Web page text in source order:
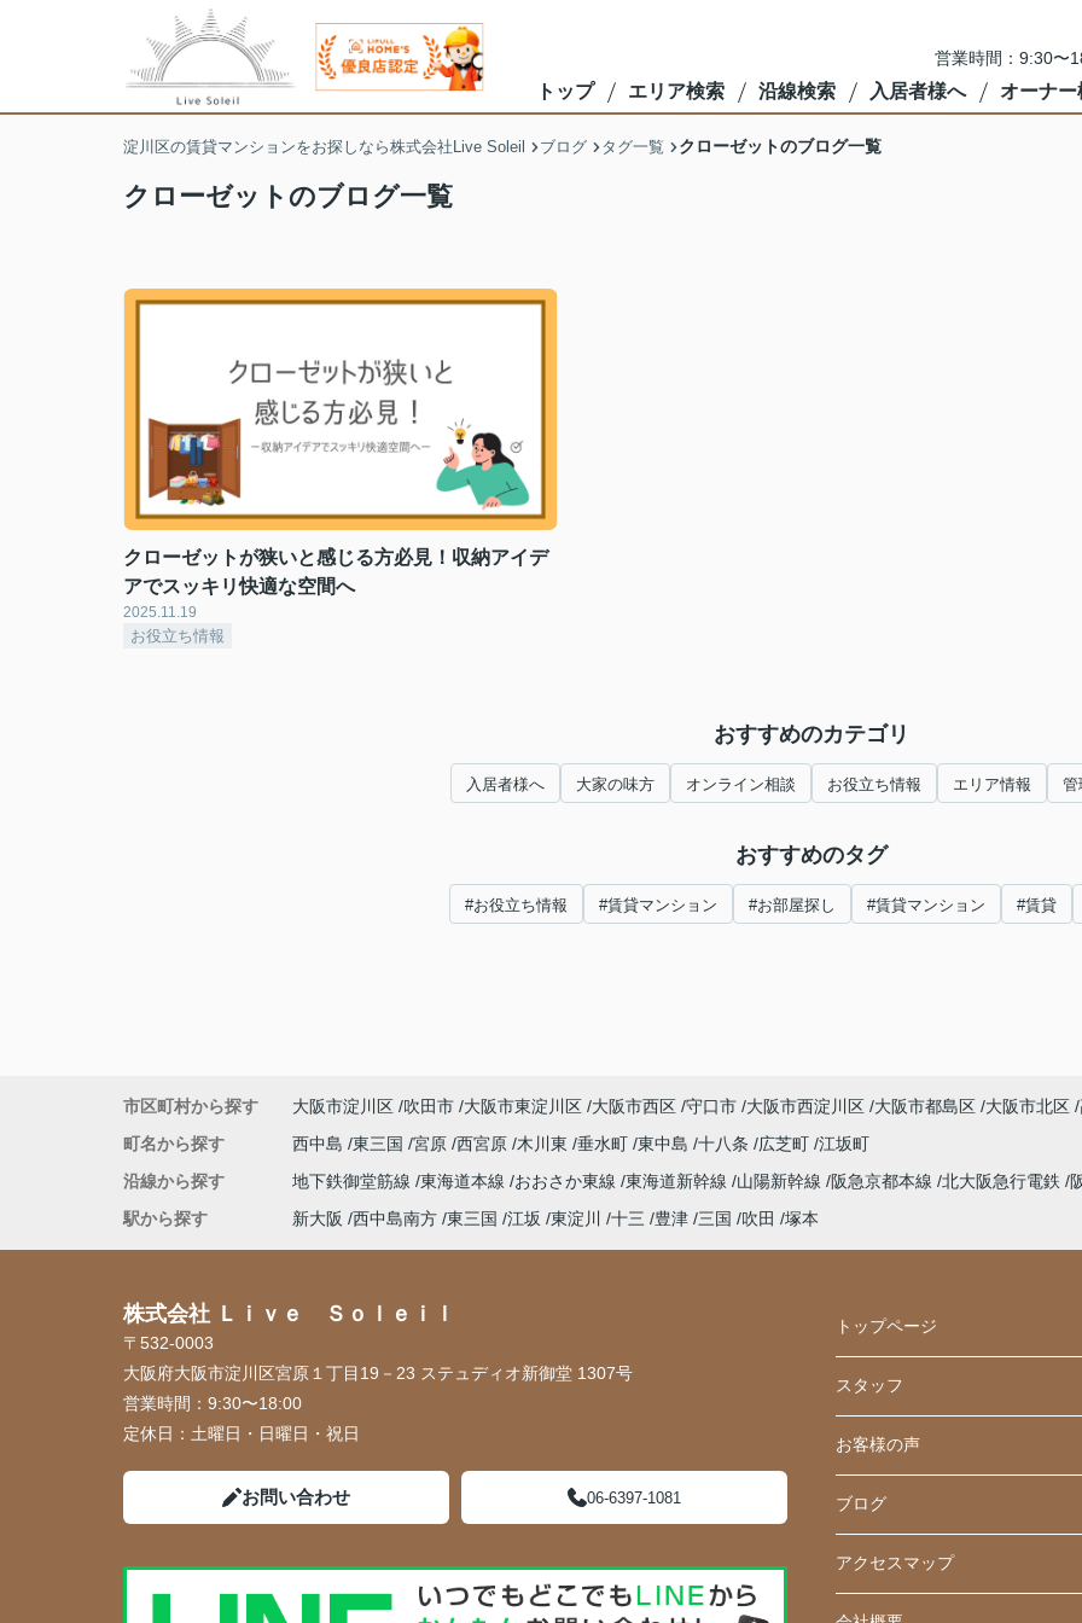
営業時間：9:30〜
トップ エリア検索 沿線検索 入居者様へ オーナー
淀川区の賃貸マンションをお探しなら株式会社Live Soleil ブログ タグ一覧 クローゼットのブログ一覧
クローゼットのブログ一覧
クローゼットが狭いと感じる方必見！収納アイデ
アでスッキリ快適な空間へ
2025.11.19
お役立ち情報
おすすめのカテゴリ
入居者様へ 大家の味方 オンライン相談 お役立ち情報 エリア情報 管
おすすめのタグ
#お役立ち情報 #賃貸マンション #お部屋探し #賃貸マンション #賃貸
市区町村から探す 大阪市淀川区 吹田市 大阪市東淀川区 大阪市西区 守口市 大阪市西淀川区 大阪市都島区 大阪市北区
町名から探す
西中島 東三国 宮原 西宮原 木川東 垂水町 東中島 十八条 広芝町 江坂町
沿線から探す
地下鉄御堂筋線 東海道本線 おおさか東線 東海道新幹線 山陽新幹線 阪急京都本線 北大阪急行電鉄
駅から探す
新大阪 西中島南方 東三国 江坂 東淀川 十三 豊津 三国 吹田 塚本
株式会社 Ｌｉｖｅ Ｓｏｌｅｉｌ
〒532-0003
大阪府大阪市淀川区宮原１丁目19－23 ステュディオ新御堂 1307号
営業時間： 9:30〜18:00
定休日： 土曜日・日曜日・祝日
お問い合わせ 06-6397-1081
トップページ
スタッフ
お客様の声
ブログ
アクセスマップ